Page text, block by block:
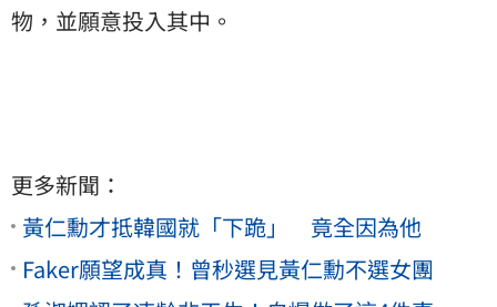
物，並願意投入其中。
更多新聞：
黃仁勳才抵韓國就「下跪」 竟全因為他
Faker願望成真！曾秒選見黃仁勳不選女團